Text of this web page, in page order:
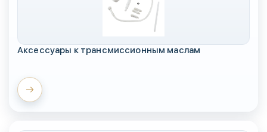
Аксессуары к трансмиссионным маслам